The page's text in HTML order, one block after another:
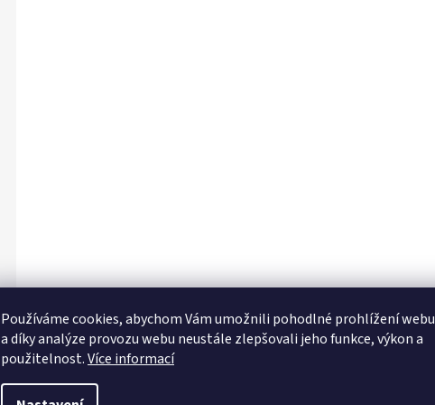
Používáme cookies, abychom Vám umožnili pohodlné prohlížení webu
a díky analýze provozu webu neustále zlepšovali jeho funkce, výkon a
použitelnost.Více informací